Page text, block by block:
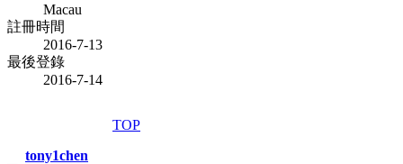
Macau
註冊時間
2016-7-13
最後登錄
2016-7-14
TOP
tony1chen